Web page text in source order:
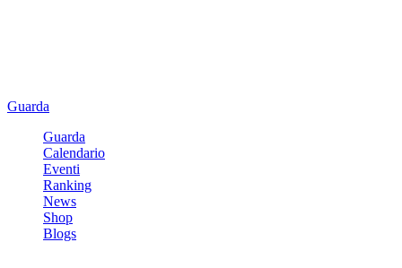
Guarda
Guarda
Calendario
Eventi
Ranking
News
Shop
Blogs